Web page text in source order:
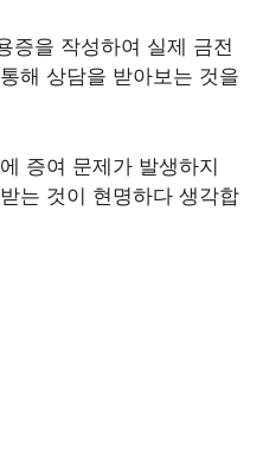
증을 작성하여 실제 금전
해 상담을 받아보는 것을
증여 문제가 발생하지
는 것이 현명하다 생각합